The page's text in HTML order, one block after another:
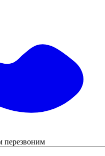
перезвоним